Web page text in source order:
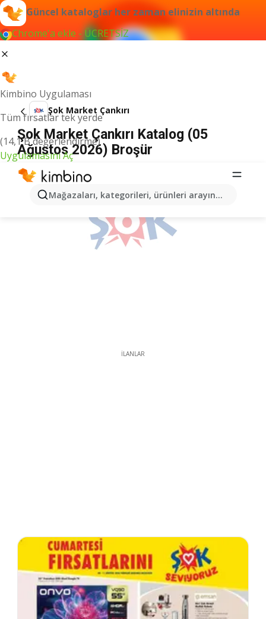
Güncel kataloglar her zaman elinizin altında
Chrome'a ekle - ÜCRETSİZ
Kimbino Uygulaması
Tüm fırsatlar tek yerde
(14,1 B değerlendirme)
Uygulamasını Aç
Mağazaları, kategorileri, ürünleri arayın...
Şok Market Çankırı
Şok Market Çankırı Katalog (05
Ağustos 2026) Broşür
İLANLAR